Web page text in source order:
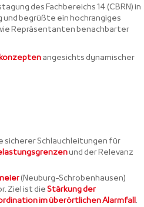
des Fachbereichs 14 (CBRN) in
begrüßte ein hochrangiges
Repräsentanten benachbarter
angesichts dynamischer
Schlauchleitungen für
und der Relevanz
(Neuburg-Schrobenhausen)
Ziel ist dieStärkung der
im überörtlichen Alarmfall.